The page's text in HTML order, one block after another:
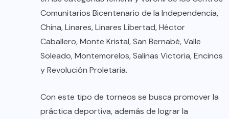
Comunitarios Bicentenario de la Independencia,
China, Linares, Linares Libertad, Héctor
Caballero, Monte Kristal, San Bernabé, Valle
Soleado, Montemorelos, Salinas Victoria, Encinos
y Revolución Proletaria.
Con este tipo de torneos se busca promover la
práctica deportiva, además de lograr la